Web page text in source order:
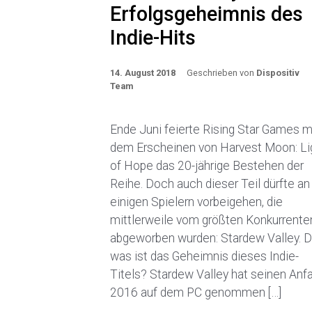
Erfolgsgeheimnis des
Indie-Hits
14. August 2018 Geschrieben von Dispositiv
Team
Ende Juni feierte Rising Star Games
dem Erscheinen von Harvest Moon:
of Hope das 20-jährige Bestehen der
Reihe. Doch auch dieser Teil dürfte an
einigen Spielern vorbeigehen, die
mittlerweile vom größten
abgeworben wurden: Stardew Valley.
was ist das Geheimnis dieses Indie-
Titels? Stardew Valley hat seinen
2016 auf dem PC genommen […]